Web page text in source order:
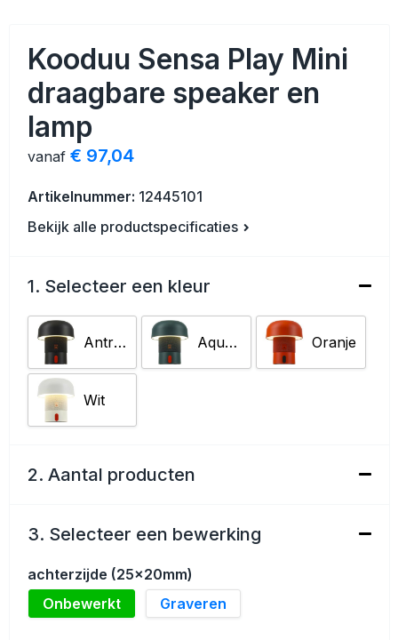
Vrije tijd en Strand
Anti-stress
Kerst
Waterflesjes
Themapakketten
Toilettassen
Waterbestendige tassen
Reistassensets
Tablettassen
Documententassen
Accessoires voor tassen
Schoenentassen
Kooduu Sensa Play Mini
draagbare speaker en
lamp
vanaf € 97,04
Artikelnummer: 12445101
Bekijk alle productspecificaties
1. Selecteer een kleur
Antraciet Aquamarijn Oranje
Wit
2. Aantal producten
3. Selecteer een bewerking
achterzijde (25x20mm)
Onbewerkt
Graveren